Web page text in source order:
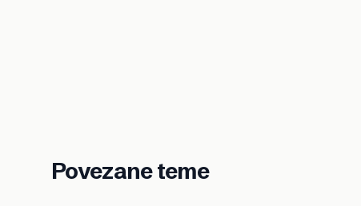
Povezane teme